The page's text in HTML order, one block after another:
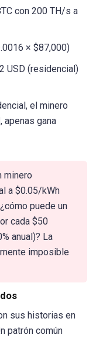
con 200 TH/s a
× $87,000)
USD (residencial)
el minero
apenas gana
minero
a $0.05/kWh
puede un
cada $50
anual)? La
imposible
sus historias en
patrón común